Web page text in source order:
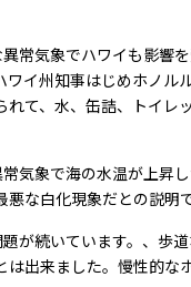
常気象でハワイも影響
ワイ州知事はじめホノ
れて、水、缶詰、トイ
気象で海の水温が上昇
な白化現象だとの説明
が続いています。、歩
は出来ました。慢性的